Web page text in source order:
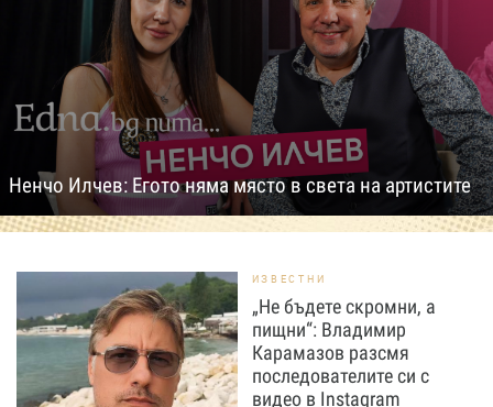
Ненчо Илчев: Егото няма място в света на артистите
ИЗВЕСТНИ
„Не бъдете скромни, а
пищни“: Владимир
Карамазов разсмя
последователите си с
видео в Instagram